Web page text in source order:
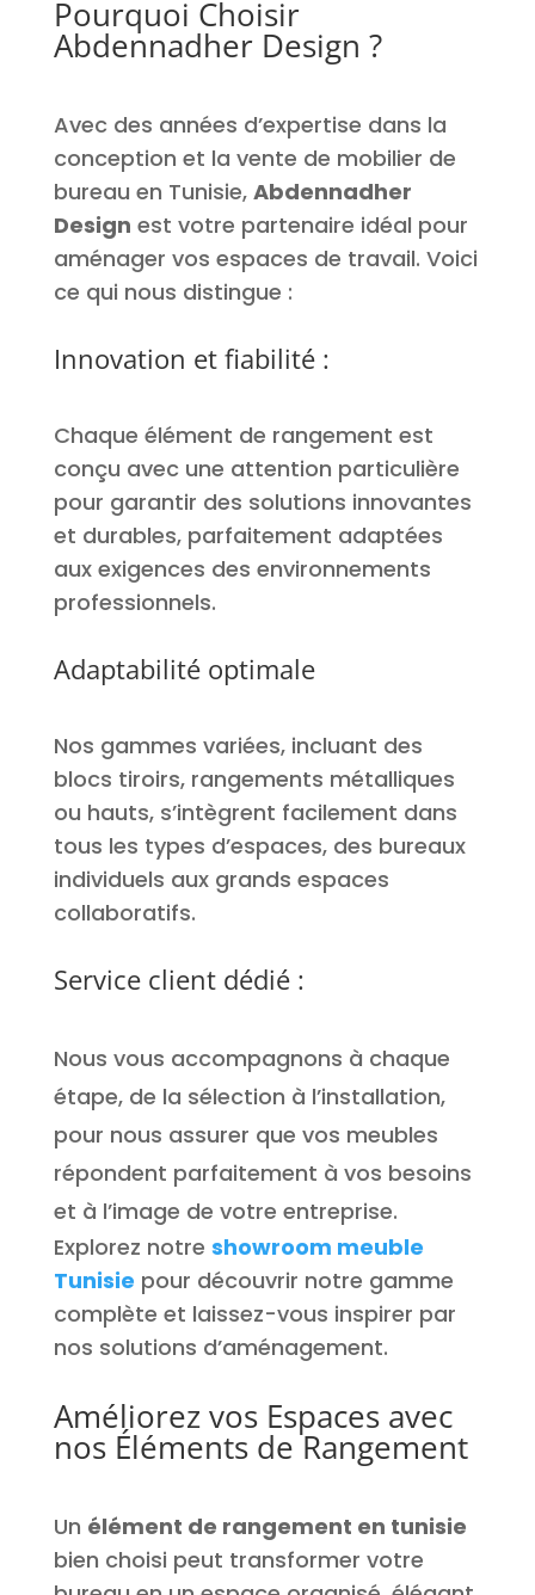
Pourquoi Choisir
Abdennadher Design ?
Avec des années d’expertise dans la
conception et la vente de mobilier de
bureau en Tunisie, Abdennadher
Design est votre partenaire idéal pour
aménager vos espaces de travail. Voici
ce qui nous distingue :
Innovation et fiabilité :
Chaque élément de rangement est
conçu avec une attention particulière
pour garantir des solutions innovantes
et durables, parfaitement adaptées
aux exigences des environnements
professionnels.
Adaptabilité optimale
Nos gammes variées, incluant des
blocs tiroirs, rangements métalliques
ou hauts, s’intègrent facilement dans
tous les types d’espaces, des bureaux
individuels aux grands espaces
collaboratifs.
Service client dédié :
Nous vous accompagnons à chaque
étape, de la sélection à l’installation,
pour nous assurer que vos meubles
répondent parfaitement à vos besoins
et à l’image de votre entreprise.
Explorez notre showroom meuble
Tunisie pour découvrir notre gamme
complète et laissez-vous inspirer par
nos solutions d’aménagement.
Améliorez vos Espaces avec
nos Éléments de Rangement
Un élément de rangement en tunisie
bien choisi peut transformer votre